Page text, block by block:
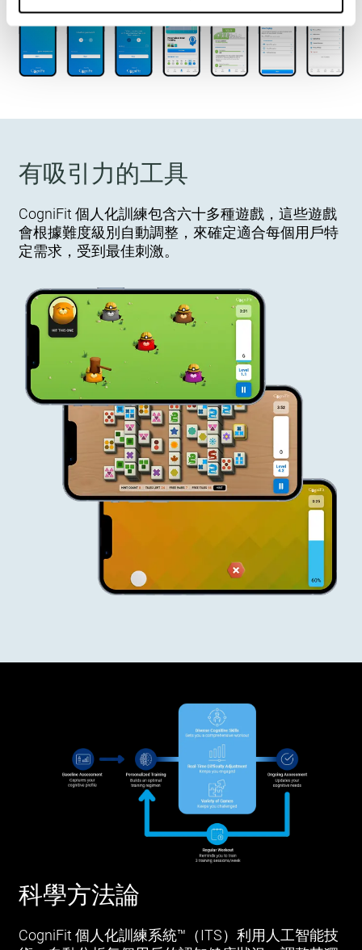
有吸引力的工具
CogniFit 個人化訓練包含六十多種遊戲，這些遊戲
會根據難度級別自動調整，來確定適合每個用戶特
定需求，受到最佳刺激。
科學方法論
CogniFit 個人化訓練系統™（ITS）利用人工智能技